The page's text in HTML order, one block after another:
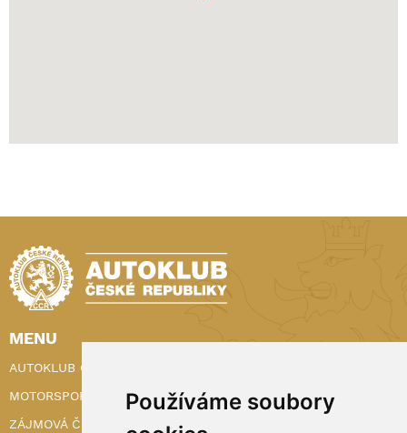
Používáme soubory
MENU
AUTOKLUB ČR
MOTORSPORT
ZÁJMOVÁ ČINNOST